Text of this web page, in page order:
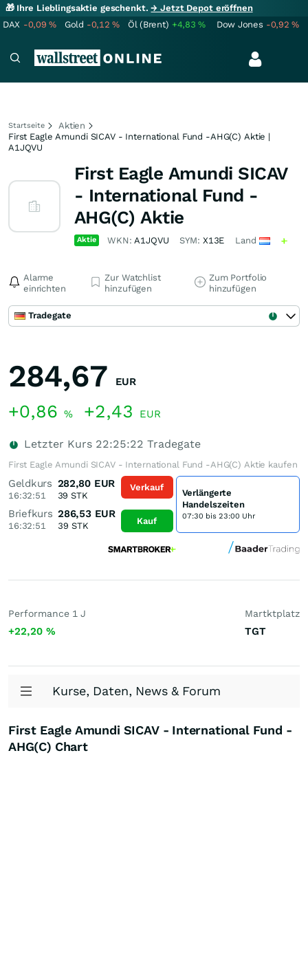
🎁 Ihre Lieblingsaktie geschenkt.→ Jetzt Depot eröffnen
DAX -0,09% Gold -0,12% Öl (Brent) +4,83% Dow Jones -0,92%
Startseite
Aktien
First Eagle Amundi SICAV - International Fund -AHG(C) Aktie |
A1JQVU
First Eagle Amundi SICAV
- International Fund -
AHG(C) Aktie
Aktie WKN:A1JQVU SYM: X13E Land
Alarme
einrichten
Zur Watchlist
hinzufügen
Zum Portfolio
hinzufügen
Tradegate
284,67 EUR
+0,86 % +2,43 EUR
Letzter Kurs 22:25:22 Tradegate
First Eagle Amundi SICAV - International Fund -AHG(C) Aktie kaufen
Geldkurs
16:32:51
282,80 EUR
39 STK
Briefkurs
16:32:51
286,53 EUR
39 STK
Verkauf
Kauf
Verlängerte
Handelszeiten
07:30 bis 23:00 Uhr
Performance 1 J
+22,20 %
Martktplatz
TGT
Kurse, Daten, News & Forum
First Eagle Amundi SICAV - International Fund -
AHG(C) Chart